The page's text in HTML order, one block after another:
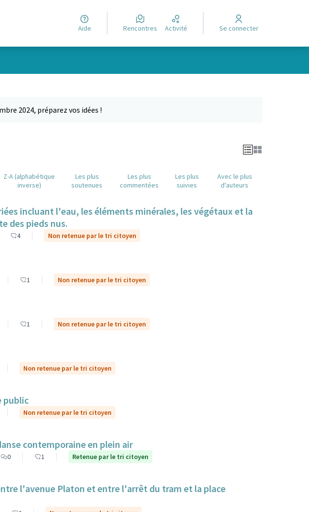
Aide Rencontres Activité Se connecter
2024, préparez vos idées !
Z-A (alphabétique
inverse)
Les plus
soutenues
Les plus
commentées
Les plus
suivies
Avec le plus
d'auteurs
incluant l'eau, les éléments minérales, les végétaux et la
des pieds nus.
4 Non retenue par le tri citoyen
1 Non retenue par le tri citoyen
1 Non retenue par le tri citoyen
Non retenue par le tri citoyen
public
Non retenue par le tri citoyen
contemporaine en plein air
0 1 Retenue par le tri citoyen
l'avenue Platon et entre l'arrêt du tram et la place